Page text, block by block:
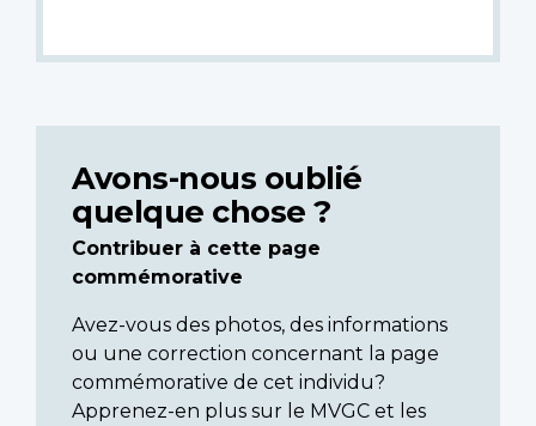
Avons-nous oublié
quelque chose ?
Contribuer à cette page
commémorative
Avez-vous des photos, des informations
ou une correction concernant la page
commémorative de cet individu?
Apprenez-en plus sur le MVGC et les